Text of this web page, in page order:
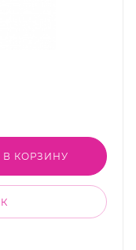
В КОРЗИНУ